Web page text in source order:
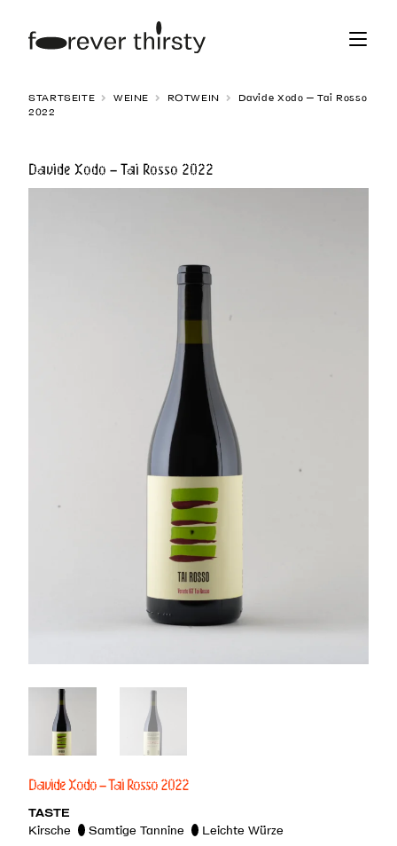
Zur
Zum
STARTSEITE WEINE ROTWEIN
Davide Xodo – Tai Rosso
2022
Davide Xodo – Tai Rosso 2022
Davide Xodo – Tai Rosso 2022
TASTE
Kirsche Samtige Tannine Leichte Würze